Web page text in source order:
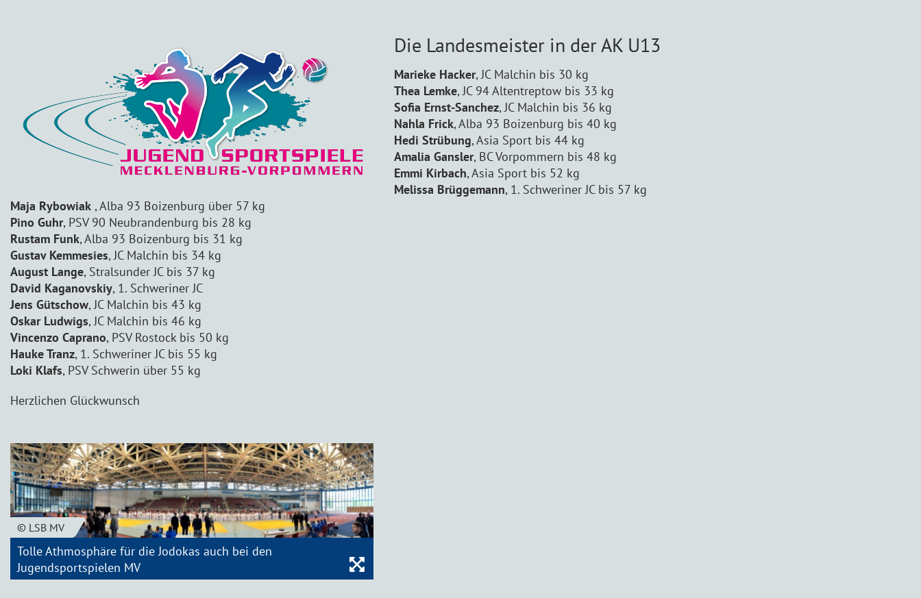
Die Landesmeister in der AK U13
Marieke Hacker, JC Malchin bis 30 kg
Thea Lemke, JC 94 Altentreptow bis 33 kg
Sofia Ernst-Sanchez, JC Malchin bis 36 kg
Nahla Frick, Alba 93 Boizenburg bis 40 kg
Hedi Strübung, Asia Sport bis 44 kg
Amalia Gansler, BC Vorpommern bis 48 kg
Emmi Kirbach, Asia Sport bis 52 kg
Melissa Brüggemann, 1. Schweriner JC bis 57 kg
Maja Rybowiak , Alba 93 Boizenburg über 57 kg
Pino Guhr, PSV 90 Neubrandenburg bis 28 kg
Rustam Funk, Alba 93 Boizenburg bis 31 kg
Gustav Kemmesies, JC Malchin bis 34 kg
August Lange, Stralsunder JC bis 37 kg
David Kaganovskiy, 1. Schweriner JC
Jens Gütschow, JC Malchin bis 43 kg
Oskar Ludwigs, JC Malchin bis 46 kg
Vincenzo Caprano, PSV Rostock bis 50 kg
Hauke Tranz, 1. Schweriner JC bis 55 kg
Loki Klafs, PSV Schwerin über 55 kg
Herzlichen Glückwunsch
© LSB MV
Tolle Athmosphäre für die Jodokas auch bei den
Jugendsportspielen MV
Bild vergrößern